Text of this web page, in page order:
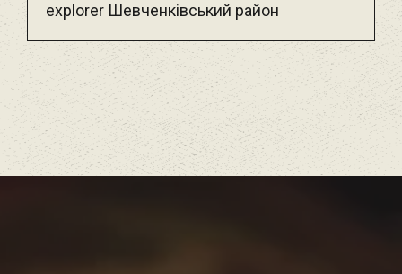
explorer Шевченківський район